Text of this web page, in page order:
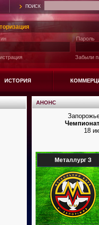
ПОИСК
Пароль
Забыли
ИСТОРИЯ
АНОНС
18
Металлург З